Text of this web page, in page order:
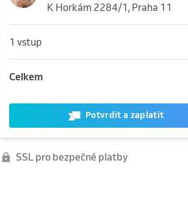
K Horkám 2284/1, Praha 11
1 vstup
Celkem
Potvrdit a zaplatit
SSL pro bezpečné platby